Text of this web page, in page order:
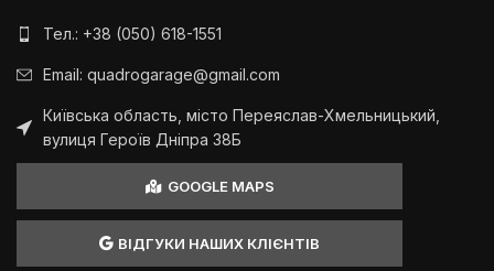
Тел.: +38 (050) 618-1551
Email: quadrogarage@gmail.com
Київська область, місто Переяслав-Хмельницький,
вулиця Героїв Дніпра 38Б
GOOGLE MAPS
ВІДГУКИ НАШИХ КЛІЄНТІВ